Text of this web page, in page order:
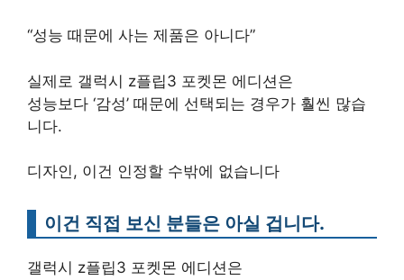
“성능 때문에 사는 제품은 아니다”
실제로 갤럭시 z플립3 포켓몬 에디션은
성능보다 ‘감성’ 때문에 선택되는 경우가 훨씬 많습
니다.
디자인, 이건 인정할 수밖에 없습니다
이건 직접 보신 분들은 아실 겁니다.
갤럭시 z플립3 포켓몬 에디션은